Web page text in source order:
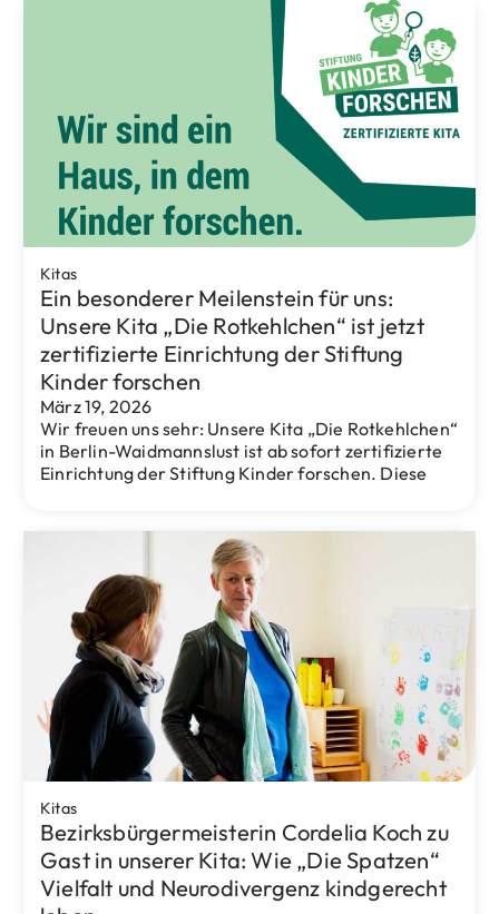
Unser interreligiöses Jugendmedienprojekt
„Bodenlos safe“ ist erfolgreich zu Ende gegangen.
In zwei intensiven Wochen auf dem eventus Bildung
Kitas
Grün in der Schönwalder Straße: Wie die
Kita „Die Elstern“ ihre Straße in ein
verwandelt
Vor der Kita Paradiesvögel „Die Elstern“ in der
Schönwalder Straße gab es für die Kinder lange
Zeit einen echten Ärgernis-Ort: